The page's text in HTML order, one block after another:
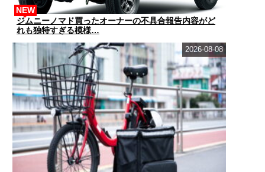
ジムニーノマド買ったオーナーの不具合報告内容がど
れも独特すぎる模様…
NEW
2026-08-08